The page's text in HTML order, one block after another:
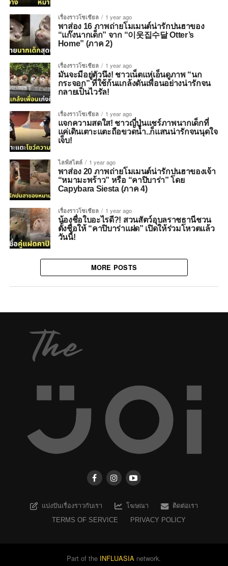
เรื่องราวโซเชียล 1 year ago
พาส่อง 16 ภาพถ่ายโมเมนต์น่ารักปนฮาของ
“แก๊งนากเด็ก” จาก “이웃집수달 Otter’s
Home” (ภาค 2)
เรื่องราวโซเชียล 1 year ago
มันจะมีอยู่ตัวนึง! ชาวเน็ตแห่เอ็นดูภาพ “นก
กระจอก” ที่ใช้ก้นแกล้งดันเพื่อนอย่างน่ารักจน
กลายเป็นไวรัล!
เรื่องราวโซเชียล 1 year ago
แจกความสดใส! ชาวญี่ปุ่นแชร์ภาพนากเด็กที่
แค่เดินเตาะแตะถือขวดน้ำ..ก็แสนน่ารักจนนุดใจ
เจ็บ!
ไลฟ์สไตล์ 1 year ago
พาส่อง 20 ภาพถ่ายโมเมนต์น่ารักปนฮาของเจ้า
“หมามะพร้าว” หรือ “คาปิบาร่า” โดย
Capybara Siesta (ภาค 4)
เรื่องราวโซเชียล 1 year ago
น้องชื่อใบอะไรดี?! สวนสัตว์อุบลราชธานีชวน
ตั้งชื่อให้ “คาปิบาร่าแฝด” เปิดให้ร่วมโหวตแล้ว
วันนี้!
MORE POSTS
แบ่งปันเรื่องราวกับเรา โฆษณา
ติดต่อเรา
TERMS OF SERVICE
PRIVACY POLICY
Part of the INFLUASIA network.